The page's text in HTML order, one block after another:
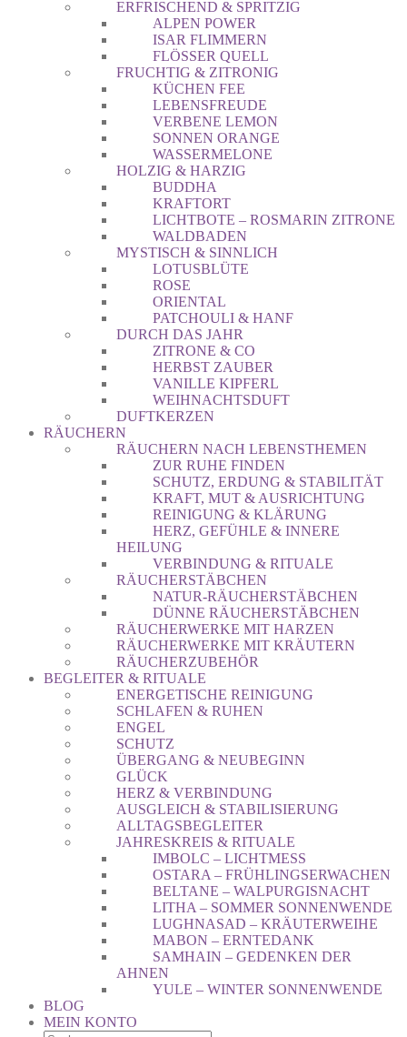
ERFRISCHEND & SPRITZIG
ALPEN POWER
ISAR FLIMMERN
FLÖSSER QUELL
FRUCHTIG & ZITRONIG
KÜCHEN FEE
LEBENSFREUDE
VERBENE LEMON
SONNEN ORANGE
WASSERMELONE
HOLZIG & HARZIG
BUDDHA
KRAFTORT
LICHTBOTE – ROSMARIN ZITRONE
WALDBADEN
MYSTISCH & SINNLICH
LOTUSBLÜTE
ROSE
ORIENTAL
PATCHOULI & HANF
DURCH DAS JAHR
ZITRONE & CO
HERBST ZAUBER
VANILLE KIPFERL
WEIHNACHTSDUFT
DUFTKERZEN
RÄUCHERN
RÄUCHERN NACH LEBENSTHEMEN
ZUR RUHE FINDEN
SCHUTZ, ERDUNG & STABILITÄT
KRAFT, MUT & AUSRICHTUNG
REINIGUNG & KLÄRUNG
HERZ, GEFÜHLE & INNERE
HEILUNG
VERBINDUNG & RITUALE
RÄUCHERSTÄBCHEN
NATUR-RÄUCHERSTÄBCHEN
DÜNNE RÄUCHERSTÄBCHEN
RÄUCHERWERKE MIT HARZEN
RÄUCHERWERKE MIT KRÄUTERN
RÄUCHERZUBEHÖR
BEGLEITER & RITUALE
ENERGETISCHE REINIGUNG
SCHLAFEN & RUHEN
ENGEL
SCHUTZ
ÜBERGANG & NEUBEGINN
GLÜCK
HERZ & VERBINDUNG
AUSGLEICH & STABILISIERUNG
ALLTAGSBEGLEITER
JAHRESKREIS & RITUALE
IMBOLC – LICHTMESS
OSTARA – FRÜHLINGSERWACHEN
BELTANE – WALPURGISNACHT
LITHA – SOMMER SONNENWENDE
LUGHNASAD – KRÄUTERWEIHE
MABON – ERNTEDANK
SAMHAIN – GEDENKEN DER
AHNEN
YULE – WINTER SONNENWENDE
BLOG
MEIN KONTO